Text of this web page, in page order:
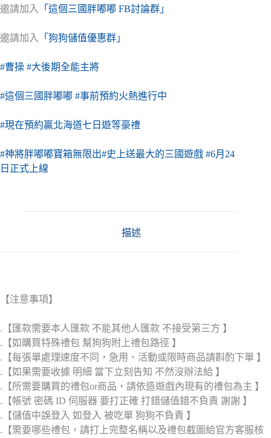
邀請加入 「這個三國胖嘟嘟 FB討論群」
邀請加入 「狗狗儲值優惠群」
#曹操 #大後期全能主將
#這個三國胖嘟嘟 #事前預約火熱進行中
#現在預約贏北海道七日遊等豪禮
#神將胖嘟嘟寶箱無限出#史上送最大的三國遊戲 #6月24
日正式上線
描述
【注意事項】
.【匯款需要本人匯款 不能其他人匯款 不接受第三方 】
.【如購買特殊禮包 幫狗狗附上禮包路徑 】
.【每張單處理速度不同，急用、活動或限時商品請斟酌下單 】
.【如果需要收據 明細 當下立刻告知 不然沒辦法給 】
.【所需要購買的禮包or商品，請依造遊戲內現有的禮包為主 】
.【帳號 密碼 ID 伺服器 要打正確 打錯儲值錯不負責 謝謝 】
.【儲值中誤登入 如登入 被吃單 狗狗不負責 】
.【需要哪些禮包，請打上完整名稱以及禮包截圖給官方客服核